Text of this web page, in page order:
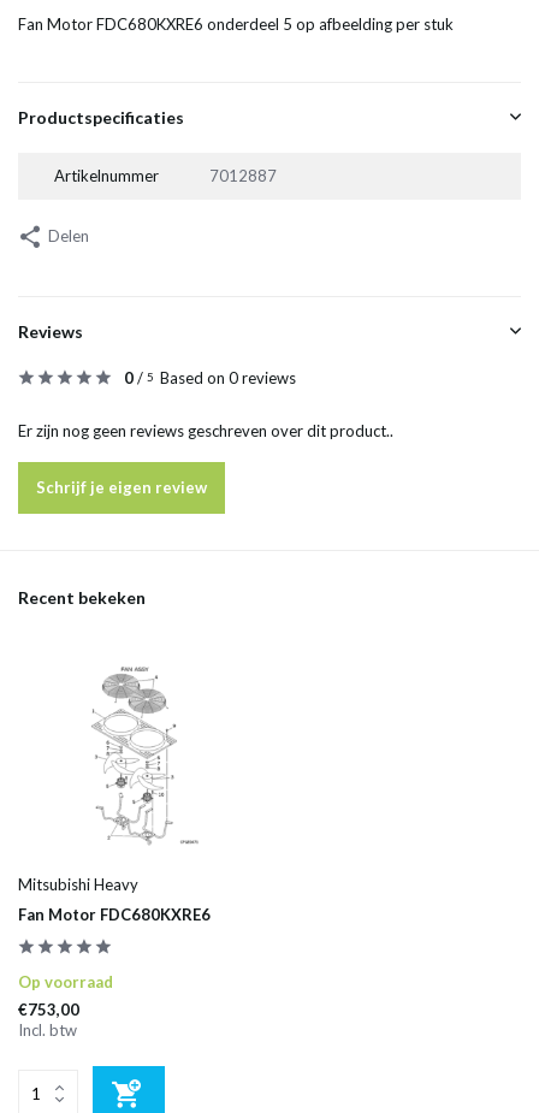
Fan Motor FDC680KXRE6 onderdeel 5 op afbeelding per stuk
Productspecificaties
Artikelnummer 7012887
Delen
Reviews
0/ 5 Based on 0 reviews
Er zijn nog geen reviews geschreven over dit product..
Schrijf je eigen review
Recent bekeken
Mitsubishi Heavy
Fan Motor FDC680KXRE6
Op voorraad
€753,00
Incl. btw